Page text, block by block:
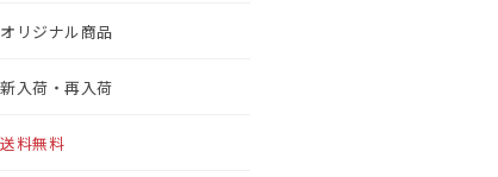
オリジナル商品
新入荷・再入荷
送料無料